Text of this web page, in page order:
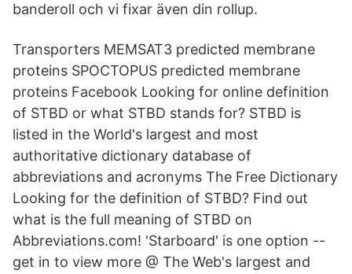
banderoll och vi fixar även din rollup.
Transporters MEMSAT3 predicted membrane
proteins SPOCTOPUS predicted membrane
proteins Facebook Looking for online definition
of STBD or what STBD stands for? STBD is
listed in the World's largest and most
authoritative dictionary database of
abbreviations and acronyms The Free Dictionary
Looking for the definition of STBD? Find out
what is the full meaning of STBD on
Abbreviations.com! 'Starboard' is one option --
get in to view more @ The Web's largest and